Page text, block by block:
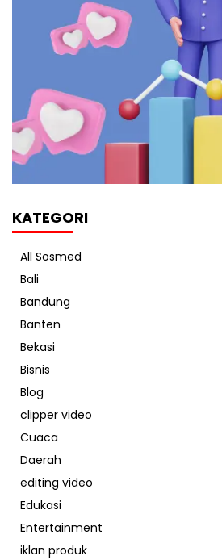
KATEGORI
All Sosmed
Bali
Bandung
Banten
Bekasi
Bisnis
Blog
clipper video
Cuaca
Daerah
editing video
Edukasi
Entertainment
iklan produk